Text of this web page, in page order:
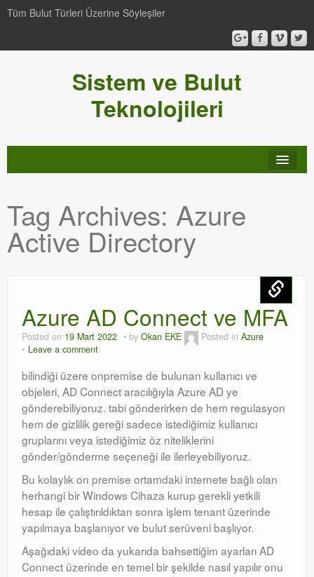
Tüm Bulut Türleri Üzerine Söyleşiler
Sistem ve Bulut
Teknolojileri
Genel
Video-Webcast-Seminer
SCOM
Orchestrator
PHP & MySQL
Exchange
Tag Archives: Azure
Active Directory
Azure AD Connect ve MFA
Posted on 19 Mart 2022 by Okan EKE Posted in Azure
Leave a comment
bilindiği üzere onpremise de bulunan kullanıcı ve
objeleri, AD Connect aracılığıyla Azure AD ye
gönderebiliyoruz. tabi gönderirken de hem regulasyon
hem de gizlilik gereği sadece istediğimiz kullanıcı
gruplarını veya istediğimiz öz niteliklerini
gönder/gönderme seçeneği ile ilerleyebiliyoruz.
Bu kolaylık on premise ortamdaki internete bağlı olan
herhangi bir Windows Cihaza kurup gerekli yetkili
hesap ile çalıştırıldıktan sonra işlem tenant üzerinde
yapılmaya başlanıyor ve bulut serüveni başlıyor.
Aşağıdaki video da yukarıda bahsettiğim ayarları AD
Connect üzerinde en temel bir şekilde nasıl yapılır onu